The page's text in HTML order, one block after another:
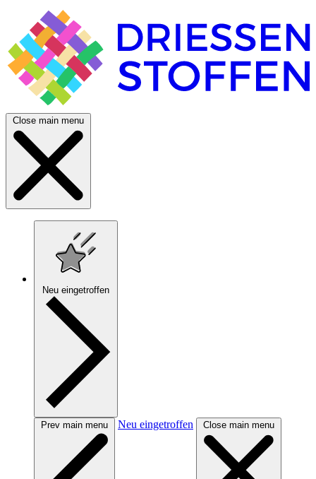
Close main menu
Neu eingetroffen
Prev main menu Neu eingetroffen Close main menu